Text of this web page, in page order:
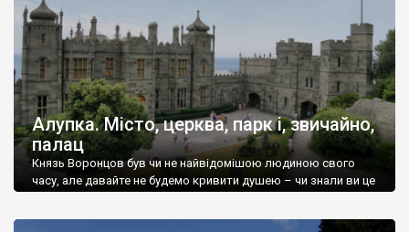
Алупка. Місто, церква, парк і, звичайно,
палац
Князь Воронцов був чи не найвідомішою людиною свого
часу, але давайте не будемо кривити душею – чи знали ви це